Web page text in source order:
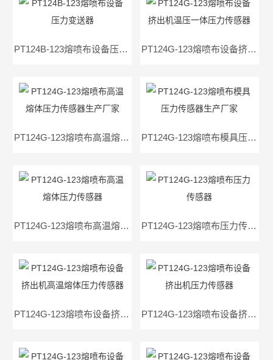
PT124B-123熔喷布设备压力变送器 PT124G-123熔喷布设备挤出机温压一体压力传感器
PT124G-123熔喷布高温熔体压力传感器生产厂家 PT124G-123熔喷布模具压力传感器生产厂家
PT124G-123熔喷布高温熔体压力传感器 PT124G-123熔喷布压力传感器
PT124G-123熔喷布设备挤出机高温熔体压力传感器 PT124G-123熔喷布设备挤出机压力传感器